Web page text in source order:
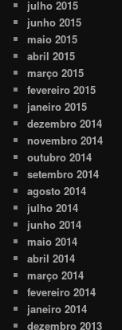
julho 2015
junho 2015
maio 2015
abril 2015
março 2015
fevereiro 2015
janeiro 2015
dezembro 2014
novembro 2014
outubro 2014
setembro 2014
agosto 2014
julho 2014
junho 2014
maio 2014
abril 2014
março 2014
fevereiro 2014
janeiro 2014
dezembro 2013